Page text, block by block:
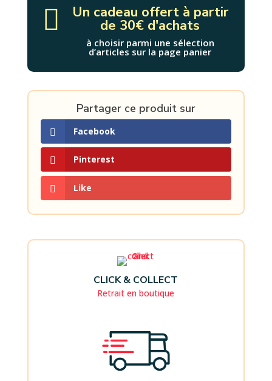
 Un cadeau offert à partir
de 30€ d'achats
à choisir parmi une sélection
d’articles sur la page panier
Partager ce produit sur
Facebook
Pinterest
Like
CLICK & COLLECT
Retrait en boutique